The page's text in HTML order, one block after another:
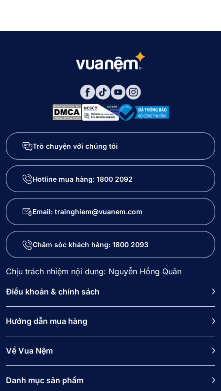
Trò chuyện với chúng tôi
Hotline mua hàng: 1800 2092
Email: trainghiem@vuanem.com
Chăm sóc khách hàng: 1800 2093
Chịu trách nhiệm nội dung: Nguyễn Hồng Quân
Điều khoản & chính sách
Hướng dẫn mua hàng
Về Vua Nệm
Danh mục sản phẩm